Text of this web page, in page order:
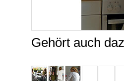
Gehört auch